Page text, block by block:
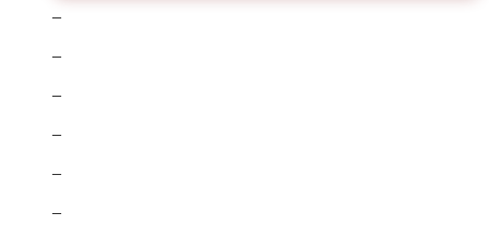
–
–
–
–
–
–